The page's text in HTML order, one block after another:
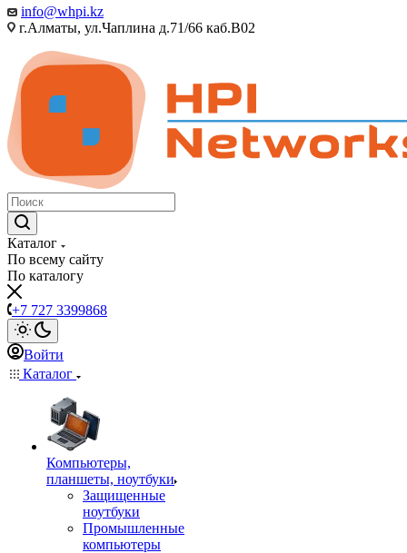
info@whpi.kz
г.Алматы, ул.Чаплина д.71/66 каб.B02
Каталог
По всему сайту
По каталогу
+7 727 3399868
Войти
Каталог
Компьютеры,
планшеты, ноутбуки
Защищенные
ноутбуки
Промышленные
компьютеры